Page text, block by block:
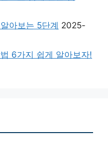
아보는 5단계 2025-
6가지 쉽게 알아보자!